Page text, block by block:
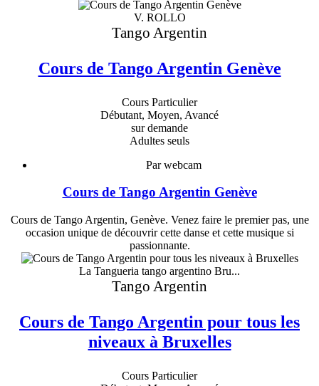
V. ROLLO
Tango Argentin
Cours de Tango Argentin Genève
Cours Particulier
Débutant, Moyen, Avancé
sur demande
Adultes seuls
Par webcam
Cours de Tango Argentin Genève
Cours de Tango Argentin, Genève. Venez faire le premier pas, une
occasion unique de découvrir cette danse et cette musique si
passionnante.
La Tangueria tango argentino Bru...
Tango Argentin
Cours de Tango Argentin pour tous les
niveaux à Bruxelles
Cours Particulier